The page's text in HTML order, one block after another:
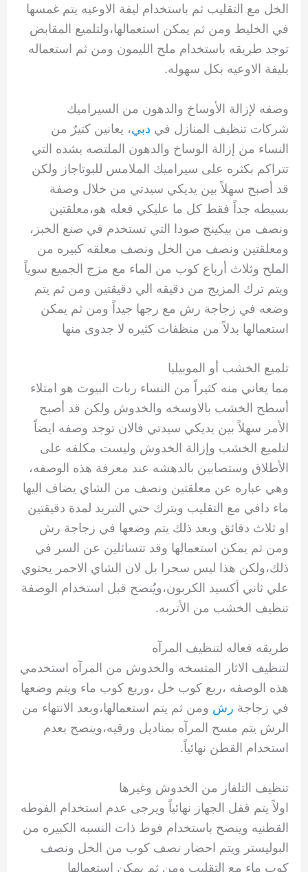
الخل مع التقليب ثم باستخدام ليفة الاوعيه يتم غمسها
في الخليط ومن ثم يمكن استعمالها،ولتلميع المقابض
توجد طريقه باستخدام ملح الليمون ومن ثم استعماله
بليفة الاوعيه بكل سهوله.
وصفه لإزالة الأوساخ والدهون من السيراميك
شركات تنظيف المنازل في دبي، يعانين كتيرٌ من
النساء من إزالة الوساخ والدهون الملتصه بشده التي
تتراكم بكثره على سيراميك الملامس للبوتاجاز ولكن
قد أصبح سهلاً بين يديكي سيدتي من خلال وصفة
بسيطه جداً فقط كل ما عليكي فعله هو،معلقتين
ونصف من بيكينج صودا التي تستخدم في صنع الخبز،
ومعلقتين ونصف من الخل ونصف معلقه كبيره من
الملح وثلاث أرباع كوب من الماء مع مزج الجميع سوياً
ويتم ترك المزيج من دقيقه الي دقيقتين ومن ثم يتم
وضعه في زجاجة رش مع رجها جيداً ومن ثم يمكن
استعمالها بدلاً من منظفات كثيره لا جدوى منها
تلميع الخشب أو الموبيليا
مما يعاني منه كثيراً من النساء ربات البيوت هو امتلاء
أسطح الخشب بالاوسخه والخدوش ولكن قد أصبح
الأمر سهلاً بين يديكي سيدتي فالان توجد وصفه ايضاً
لتلميع الخشب وإزالة الخدوش وليست مكلفه على
الأطلاق وستصابين بالدهشه عند معرفة هذه الوصفه،
وهي عباره عن معلقتين ونصف من الشاي يضاف اليها
ماء دافي مع التقليب ويترك حتي التبريد لمدة دقيقتين
او ثلاث دقائق وبعد ذلك يتم وضعها في زجاجة رش
ومن ثم يمكن استعمالها وقد تتسائلين عن السر في
ذلك،ولكن هذا ليس سحرا بل لان الشاي الاحمر يحتوي
علي ثاني أكسيد الكربون،ويُنصح قبل استخدام الوصفة
تنظيف الخشب من الأتربه.
طريقه فعاله لتنظيف المرآه
لتنظيف الاثار المتسخه والخدوش من المرآه استخدمي
هذه الوصفه ،ربع كوب خل ،وربع كوب ماء ويتم وضعها
في زجاجة رش ومن ثم يتم استعمالها،وبعد الانتهاء من
الرش يتم مسح المرآه بمناديل ورقيه،وينصح بعدم
استخدام القطن نهائياً.
تنظيف التلفاز من الخدوش وغيرها
اولاً يتم قفل الجهاز نهائياً ويرجى عدم استخدام الفوطه
القطنيه وينصح باستخدام فوط ذات النسبه الكبيره من
البوليستر ويتم احضار نصف كوب من الخل ونصف
كوب ماء مع التقليب ومن ثم يمكن استعمالها